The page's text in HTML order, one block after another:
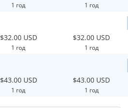
1 год 1 год
$32.00 USD
1 год
$32.00 USD
1 год
$43.00 USD
1 год
$43.00 USD
1 год